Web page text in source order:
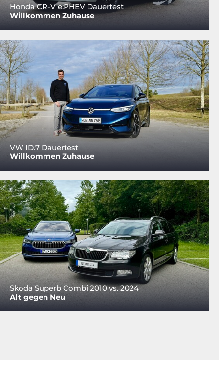
Honda CR-V e:PHEV Dauertest
Willkommen Zuhause
VW ID.7 Dauertest
Willkommen Zuhause
Skoda Superb Combi 2010 vs. 2024
Alt gegen Neu